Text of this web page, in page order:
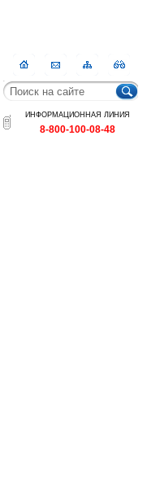
ГлавнаяКонтактыКарта
сайта
RSS
ИНФОРМАЦИОННАЯ ЛИНИЯ
8-800-100-08-48